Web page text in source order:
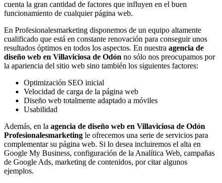
cuenta la gran cantidad de factores que influyen en el buen
funcionamiento de cualquier página web.
En Profesionalesmarketing disponemos de un equipo altamente
cualificado que está en constante renovación para conseguir unos
resultados óptimos en todos los aspectos. En nuestra agencia de
diseño web en Villaviciosa de Odón no sólo nos preocupamos por
la apariencia del sitio web sino también los siguientes factores:
Optimización SEO inicial
Velocidad de carga de la página web
Diseño web totalmente adaptado a móviles
Usabilidad
Además, en la agencia de diseño web en Villaviciosa de Odón
Profesionalesmarketing le ofrecemos una serie de servicios para
complementar su página web. Si lo desea incluiremos el alta en
Google My Business, configuración de la Analítica Web, campañas
de Google Ads, marketing de contenidos, por citar algunos
ejemplos.